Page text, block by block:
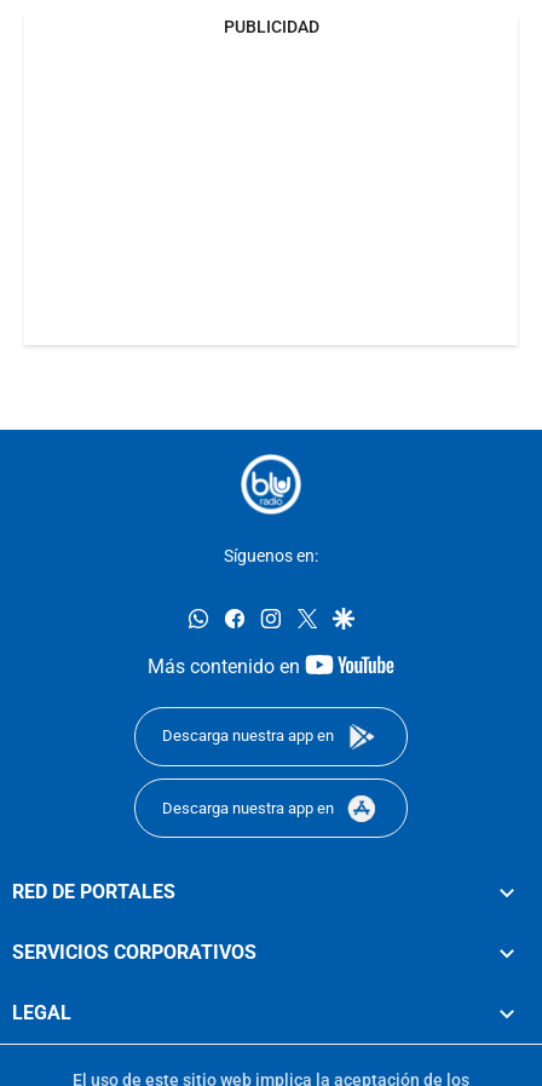
PUBLICIDAD
Síguenos en:
whatsappfacebookinstagram
twittergoogle
Más contenido en
youtube-
Descarga nuestra app en
Descarga nuestra app en
RED DE PORTALES
SERVICIOS CORPORATIVOS
LEGAL
El uso de este sitio web implica la aceptación de los